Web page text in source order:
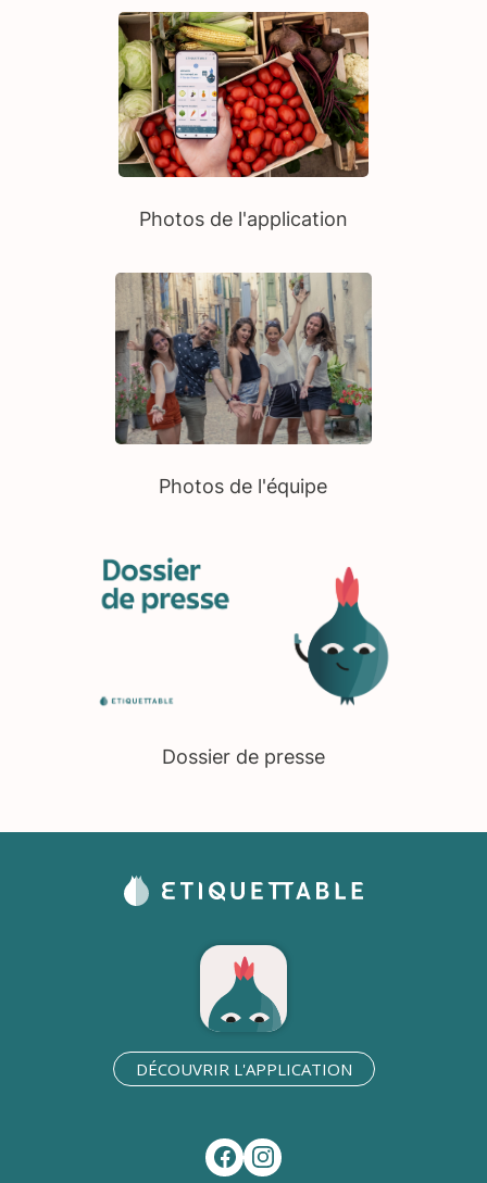
Photos de l'application
Photos de l'équipe
Dossier de presse
DÉCOUVRIR L'APPLICATION